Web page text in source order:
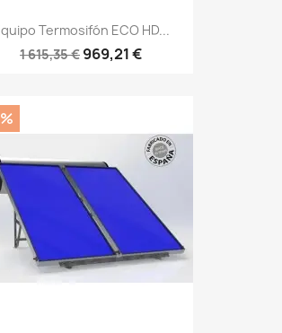
Termosifón ECO HD...
1 615,35 € 969,21 €